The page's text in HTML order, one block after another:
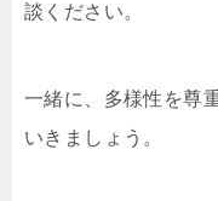
談ください。
一緒に、多様性を尊
いきましょう。